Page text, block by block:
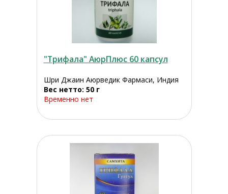
"Трифала" АюрПлюс 60 капсул
Шри Джаин Аюрведик Фармаси, Индия
Вес нетто: 50 г
Временно нет